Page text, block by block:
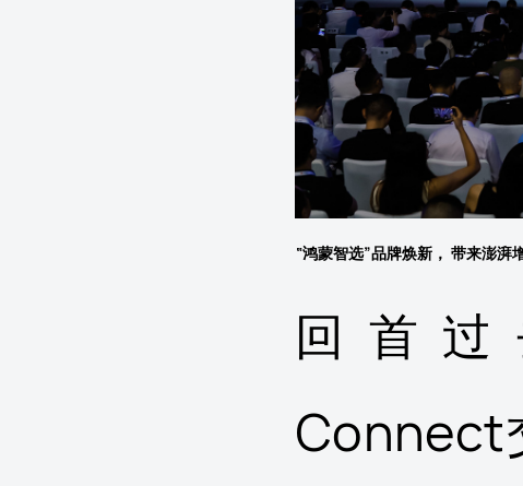
“鸿蒙智选”品牌焕新， 带来澎湃
回首过
Connect